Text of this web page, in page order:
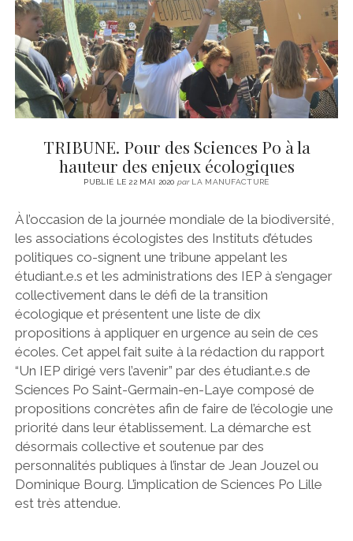
TRIBUNE. Pour des Sciences Po à la
hauteur des enjeux écologiques
PUBLIÉ LE 22 MAI 2020parLA MANUFACTURE
À l’occasion de la journée mondiale de la biodiversité,
les associations écologistes des Instituts d’études
politiques co-signent une tribune appelant les
étudiant.e.s et les administrations des IEP à s’engager
collectivement dans le défi de la transition
écologique et présentent une liste de dix
propositions à appliquer en urgence au sein de ces
écoles. Cet appel fait suite à la rédaction du rapport
“Un IEP dirigé vers l’avenir” par des étudiant.e.s de
Sciences Po Saint-Germain-en-Laye composé de
propositions concrètes afin de faire de l’écologie une
priorité dans leur établissement. La démarche est
désormais collective et soutenue par des
personnalités publiques à l’instar de Jean Jouzel ou
Dominique Bourg. L’implication de Sciences Po Lille
est très attendue.